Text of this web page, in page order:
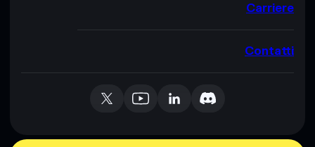
Carriere
Contatti